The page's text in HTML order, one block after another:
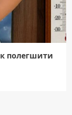
полегшити